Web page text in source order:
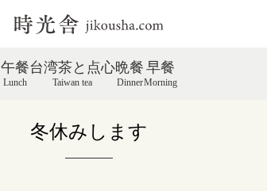
午餐
Lunch
台湾茶と点心
Taiwan tea
晩餐
Dinner
早餐
Morning
冬休みします